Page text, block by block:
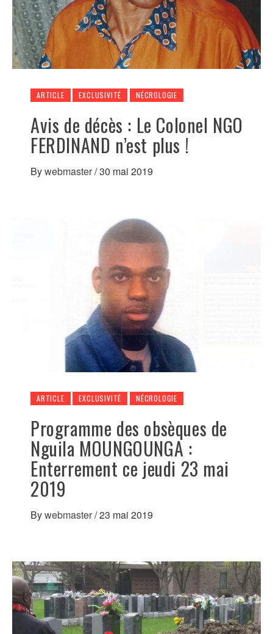
ARTICLE EXCLUSIVITÉ NÉCROLOGIE
Avis de décès : Le Colonel NGO
FERDINAND n’est plus !
Bywebmaster/30 mai 2019
ARTICLE EXCLUSIVITÉ NÉCROLOGIE
Programme des obsèques de
Nguila MOUNGOUNGA :
Enterrement ce jeudi 23 mai
2019
Bywebmaster/23 mai 2019